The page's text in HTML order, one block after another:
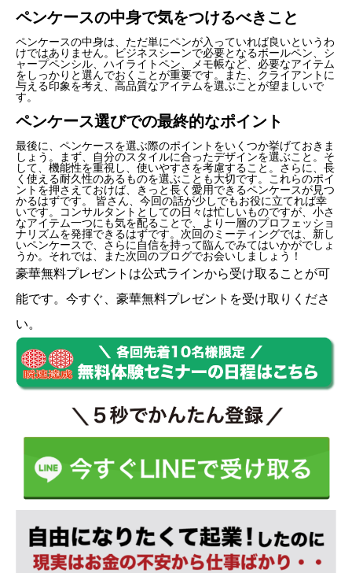
ペンケースの中身で気をつけるべきこと
ペンケースの中身は、ただ単にペンが入っていれば良いというわ
けではありません。ビジネスシーンで必要となるボールペン、シ
ャープペンシル、ハイライトペン、メモ帳など、必要なアイテム
をしっかりと選んでおくことが重要です。また、クライアントに
与える印象を考え、高品質なアイテムを選ぶことが望ましいで
す。
ペンケース選びでの最終的なポイント
最後に、ペンケースを選ぶ際のポイントをいくつか挙げておきま
しょう。まず、自分のスタイルに合ったデザインを選ぶこと。そ
して、機能性を重視し、使いやすさを考慮すること。さらに、長
く使える耐久性のあるものを選ぶことも大切です。これらのポイ
ントを押さえておけば、きっと長く愛用できるペンケースが見つ
かるはずです。 皆さん、今回の話が少しでもお役に立てれば幸
いです。コンサルタントとしての日々は忙しいものですが、小さ
なアイテム一つにも気を配ることで、より一層のプロフェッショ
ナリズムを発揮できるはずです。次回のミーティングでは、新し
いペンケースで、さらに自信を持って臨んでみてはいかがでしょ
うか。それでは、また次回のブログでお会いしましょう！
豪華無料プレゼントは公式ラインから受け取ることが可
能です。今すぐ、豪華無料プレゼントを受け取りくださ
い。